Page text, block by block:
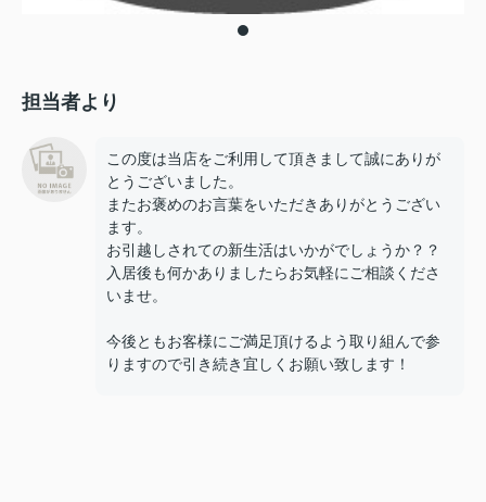
担当者より
この度は当店をご利用して頂きまして誠にありが
とうございました。
またお褒めのお言葉をいただきありがとうござい
ます。
お引越しされての新生活はいかがでしょうか？？
入居後も何かありましたらお気軽にご相談くださ
いませ。
今後ともお客様にご満足頂けるよう取り組んで参
りますので引き続き宜しくお願い致します！